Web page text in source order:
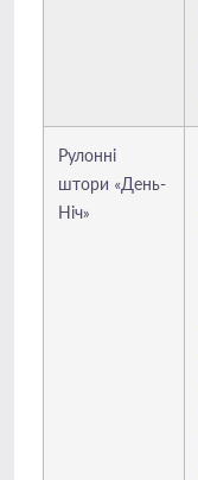
Рулонні
штори «День-
Ніч»